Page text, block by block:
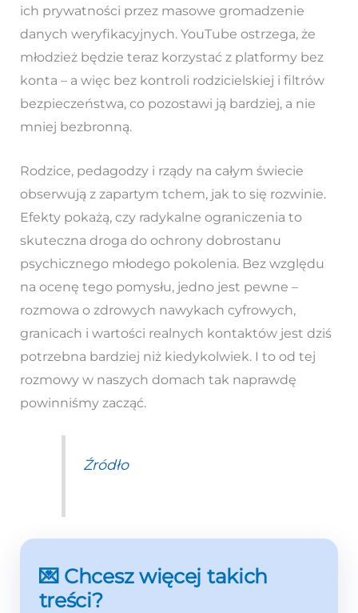
ich prywatności przez masowe gromadzenie
danych weryfikacyjnych. YouTube ostrzega, że
młodzież będzie teraz korzystać z platformy bez
konta – a więc bez kontroli rodzicielskiej i filtrów
bezpieczeństwa, co pozostawi ją bardziej, a nie
mniej bezbronną.
Rodzice, pedagodzy i rządy na całym świecie
obserwują z zapartym tchem, jak to się rozwinie.
Efekty pokażą, czy radykalne ograniczenia to
skuteczna droga do ochrony dobrostanu
psychicznego młodego pokolenia. Bez względu
na ocenę tego pomysłu, jedno jest pewne –
rozmowa o zdrowych nawykach cyfrowych,
granicach i wartości realnych kontaktów jest dziś
potrzebna bardziej niż kiedykolwiek. I to od tej
rozmowy w naszych domach tak naprawdę
powinniśmy zacząć.
Źródło
💌 Chcesz więcej takich
treści?